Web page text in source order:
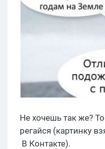
Не хочешь так же?
регайся (картинку
В Контакте).